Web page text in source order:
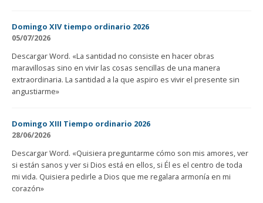
Domingo XIV tiempo ordinario 2026
05/07/2026
Descargar Word. «La santidad no consiste en hacer obras
maravillosas sino en vivir las cosas sencillas de una manera
extraordinaria. La santidad a la que aspiro es vivir el presente sin
angustiarme»
Domingo XIII Tiempo ordinario 2026
28/06/2026
Descargar Word. «Quisiera preguntarme cómo son mis amores, ver
si están sanos y ver si Dios está en ellos, si Él es el centro de toda
mi vida. Quisiera pedirle a Dios que me regalara armonía en mi
corazón»